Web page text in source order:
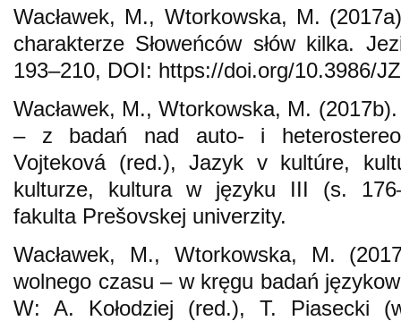
Wacławek, M., Wtorkowska, M.
charakterze Słoweńców słów kilka.
193–210, DOI: https://doi.org/10.3986/
Wacławek, M., Wtorkowska, M. (2017b).
– z badań nad auto- i
Vojteková (red.), Jazyk v kultúre,
kulturze, kultura w języku III (s.
fakulta Prešovskej univerzity.
Wacławek, M., Wtorkowska, M.
wolnego czasu – w kręgu badań
W: A. Kołodziej (red.), T. Piasecki